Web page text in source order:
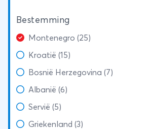
Bestemming
Montenegro (25)
Kroatië (15)
Bosnië Herzegovina (7)
Albanië (6)
Servië (5)
Griekenland (3)